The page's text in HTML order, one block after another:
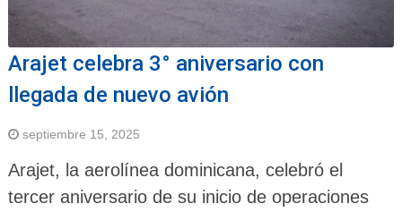
Arajet celebra 3° aniversario con
llegada de nuevo avión
septiembre 15, 2025
Arajet, la aerolínea dominicana, celebró el
tercer aniversario de su inicio de operaciones